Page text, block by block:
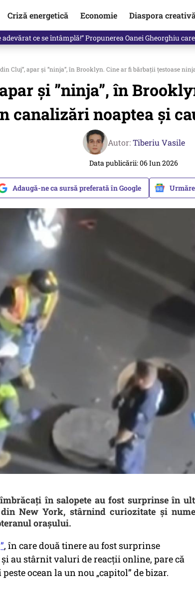
Criză energetică Economie Diaspora
clinti pe Ilie Bolojan de la Palatul Victoria. Verdictul
Cluj”, apar și ”ninja”, în Brooklyn. Cine ar fi bărbații țestoase
și ”ninja”, în
canalizări noaptea și
Autor:Tiberiu Vasile
Data publicării: 06 Iun 2026
Adaugă-ne ca sursă preferată în Google
în salopete au fost surprinse în
New York, stârnind curiozitate și
orașului.
, în care două tinere au fost surprinse
au stârnit valuri de reacții online, pare că
ocean la un nou „capitol” de bizar.